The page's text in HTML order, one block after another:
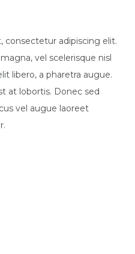
consectetur adipiscing elit.
vel scelerisque nisl
libero, a pharetra augue.
at lobortis. Donec sed
vel augue laoreet